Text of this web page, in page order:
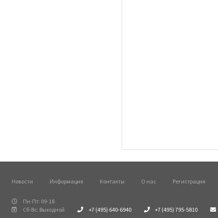
Новости Информация Контакты О нас Регистрация
Пн-Пт: 09-18
Сб-Вс: Выходной
+7 (495) 640-6940 +7 (495) 795-5810